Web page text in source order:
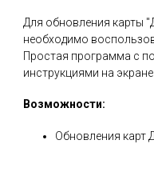
Для обновления карты
необходимо
Простая программа с
инструкциями на экране.
Возможности:
Обновления карт